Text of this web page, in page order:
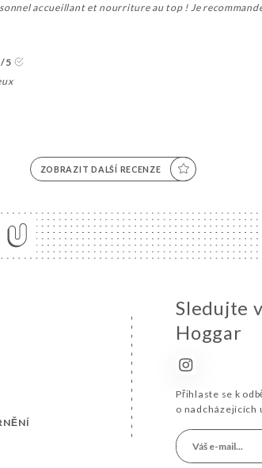
accueillant et nourriture au top ! Je
5
ZOBRAZIT DALŠÍ RECENZE
Sledujte
Hoggar
Přihlaste se k
o nadcházejících